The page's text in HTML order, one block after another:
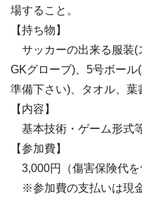
場すること。
【持ち物】
サッカーの出来る服装(
GKグローブ)、5号ボー
準備下さい)、タオル、
【内容】
基本技術・ゲーム形式
【参加費】
3,000円（傷害保険代を
※参加費の支払いは現